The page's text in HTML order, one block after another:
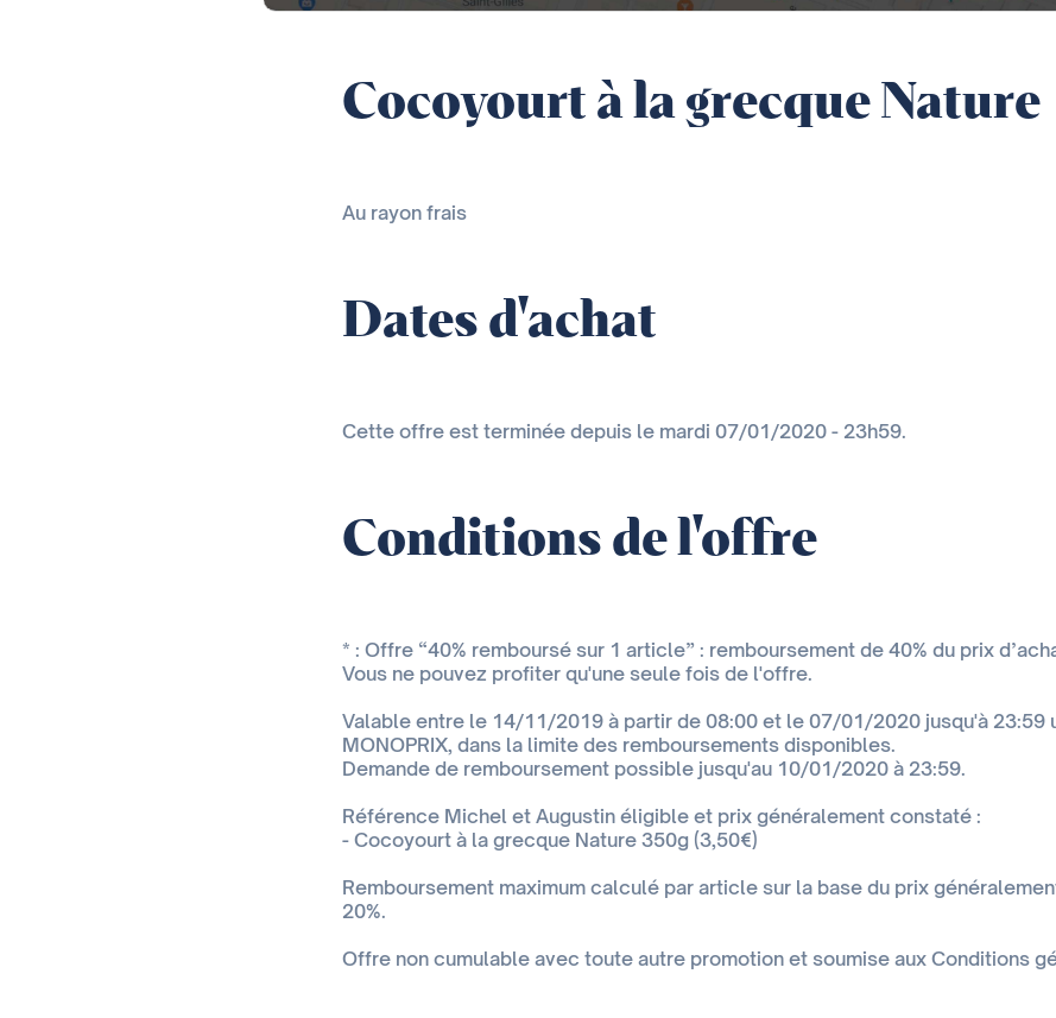
Cocoyourt à la grecque Nature
Au rayon frais
Dates d'achat
Cette offre est terminée depuis le mardi 07/01/2020 - 23h59.
Conditions de l'offre
* : Offre “40% remboursé sur 1 article” : remboursement de 40% du prix
Vous ne pouvez profiter qu'une seule fois de l'offre.
Valable entre le 14/11/2019 à partir de 08:00 et le 07/01/2020 jusqu'à 23:59
MONOPRIX, dans la limite des remboursements disponibles.
Demande de remboursement possible jusqu'au 10/01/2020 à 23:59.
Référence Michel et Augustin éligible et prix généralement constaté :
- Cocoyourt à la grecque Nature 350g (3,50€)
Remboursement maximum calculé par article sur la base du prix
20%.
Offre non cumulable avec toute autre promotion et soumise aux Conditions